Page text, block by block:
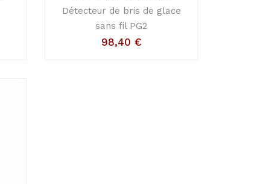
Détecteur de bris de glace
sans fil PG2
98,40 €